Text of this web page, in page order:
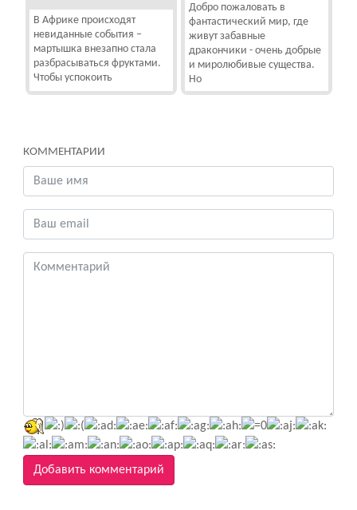
В Африке происходят
невиданные события –
мартышка внезапно стала
разбрасываться фруктами.
Чтобы успокоить
Добро пожаловать в
фантастический мир, где
живут забавные
дракончики - очень добрые
и миролюбивые существа.
Но
КОММЕНТАРИИ
Добавить комментарий